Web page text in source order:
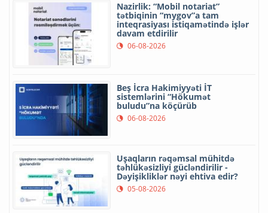
Nazirlik: “Mobil notariat”
tətbiqinin “mygov”a tam
inteqrasiyası istiqamətində işlər
davam etdirilir
06-08-2026
Beş İcra Hakimiyyəti İT
sistemlərini “Hökumət
buludu”na köçürüb
06-08-2026
Uşaqların rəqəmsal mühitdə
təhlükəsizliyi gücləndirilir -
Dəyişikliklər nəyi ehtiva edir?
05-08-2026